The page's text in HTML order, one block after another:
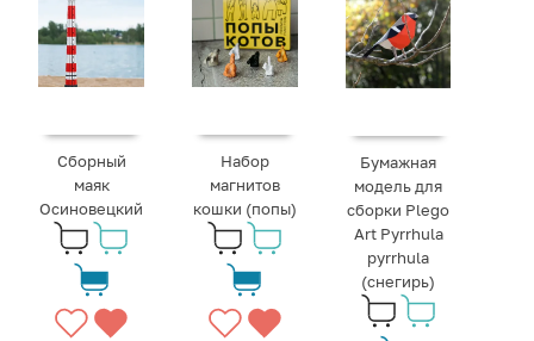
Сборный
маяк
Осиновецкий
Набор
магнитов
кошки (попы)
Бумажная
модель для
сборки Plego
Art Pyrrhula
pyrrhula
(снегирь)